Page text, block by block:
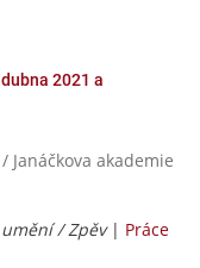
2021 a
Janáčkova akademie
/ Zpěv| Práce